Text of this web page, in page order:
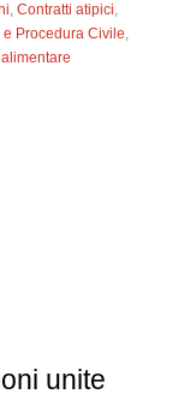
,Contratti atipici,
e Procedura Civile,
unite